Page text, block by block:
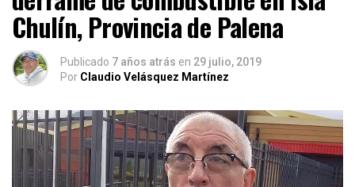
Chulín, Provincia de Palena
Publicado 7 años atrás en 29 julio, 2019
Por Claudio Velásquez Martínez